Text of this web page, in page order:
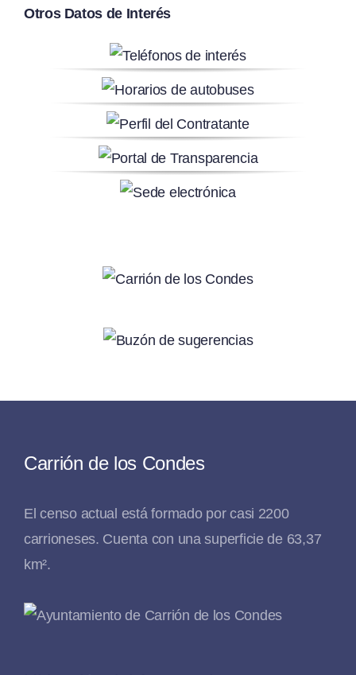
Otros Datos de Interés
Carrión de los Condes
El censo actual está formado por casi 2200
carrioneses. Cuenta con una superficie de 63,37
km².